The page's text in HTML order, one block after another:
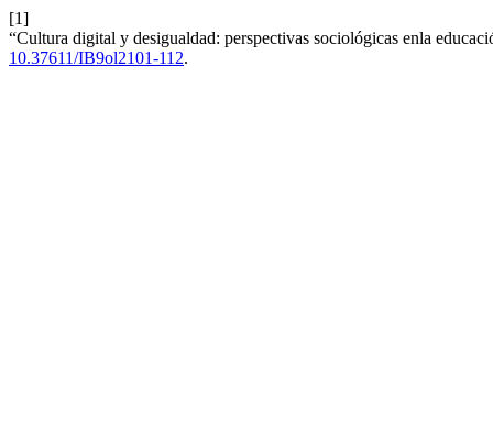
[1]
“Cultura digital y desigualdad: perspectivas sociológicas enla
10.37611/IB9ol2101-112.